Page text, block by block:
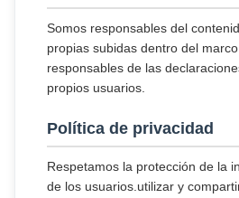
Somos responsables del
propias subidas dentro del
responsables de las
propios usuarios.
Política de privacidad
Respetamos la protección de la
de los usuarios.utilizar y